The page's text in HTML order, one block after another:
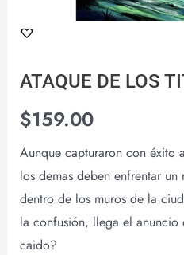
ATAQUE DE LOS
$159.00
Aunque capturaron con éxito
los demas deben enfrentar
dentro de los muros de la
la confusión, llega el anuncio
caido?